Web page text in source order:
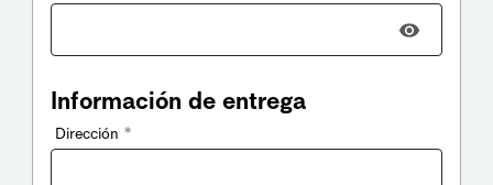
Información de entrega
Dirección *